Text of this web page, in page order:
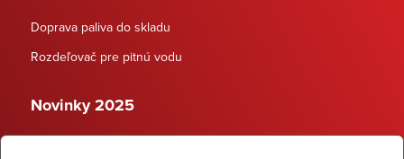
Doprava paliva do skladu
Rozdeľovač pre pitnú vodu
Novinky 2025